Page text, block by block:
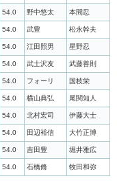
54.0 野中悠太 本間忍
54.0 武豊 松永幹夫
54.0 江田照男 星野忍
54.0 武士沢友 武藤善則
54.0 フォーリ 国枝栄
54.0 横山典弘 尾関知人
54.0 北村宏司 伊藤大士
54.0 田辺裕信 大竹正博
54.0 吉田豊 堀井雅広
54.0 石橋脩 牧田和弥